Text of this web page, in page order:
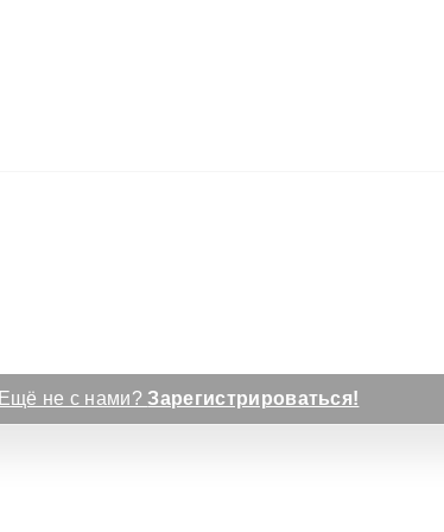
Ещё не с нами?Зарегистрироваться!